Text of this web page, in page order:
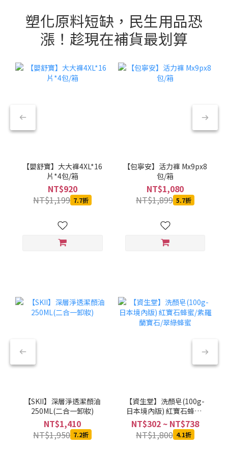
塑化原料短缺，民生用品恐
漲！趁現在補貨最划算
【嬰舒寶】大大褲4XL*16
片*4包/箱
NT$920
NT$1,199 7.7折
【包寧安】活力褲 Mx9px8
包/箱
NT$1,080
NT$1,899 5.7折
【SKII】深層淨透潔顏油
250ML(二合一卸妝)
NT$1,410
NT$1,950 7.2折
【資生堂】洗顏皂(100g-
日本境內版) 紅寶石蜂蜜/
紫羅蘭寶石/翠綠蜂蜜
NT$302 ~ NT$738
NT$1,800 4.1折